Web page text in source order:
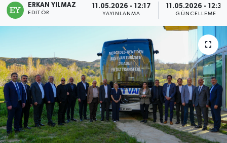
ERKAN YILMAZ
EDITÖR
11.05.2026 - 12:17
YAYINLANMA
11.05.2026 - 12:35
GÜNCELLEME